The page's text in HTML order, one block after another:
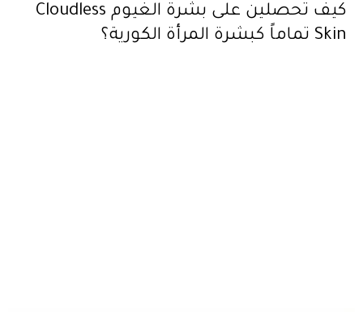
كيف تحصلين على بشرة الغيوم Cloudless
Skin تماماً كبشرة المرأة الكورية؟